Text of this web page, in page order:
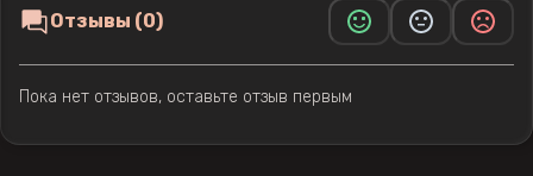
Отзывы (0)
Пока нет отзывов, оставьте отзыв первым